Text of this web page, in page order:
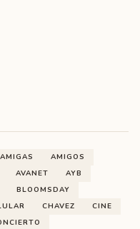
AMIGAS
AMIGOS
AVANET
AYB
BLOOMSDAY
CHAVEZ
CINE